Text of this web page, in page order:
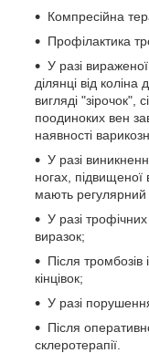
Компресійна
Профілактика
У разі
ділянці від
вигляді "зірочок",
поодиноких вен
наявності
У разі
ногах,
мають регулярний
У разі
виразок;
Після тромбозів
кінцівок;
У разі
Після
склеротерапії.